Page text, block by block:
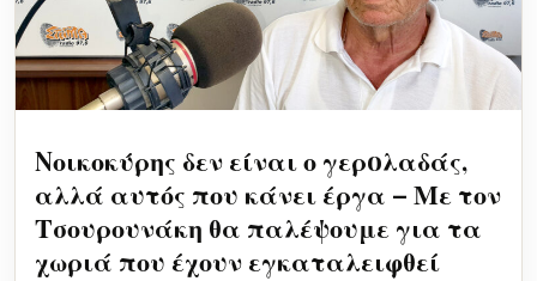
Nοικοκύρης δεν είναι ο γερoλαδάς,
αλλά αυτός που κάνει έργα – Με τον
Τσουρουνάκη θα παλέψουμε για τα
χωριά που έχουν εγκαταλειφθεί